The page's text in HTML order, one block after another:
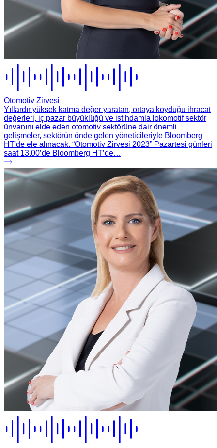
Otomotiv Zirvesi
Yıllardır yüksek katma değer yaratan, ortaya koyduğu ihracat
değerleri, iç pazar büyüklüğü ve istihdamla lokomotif sektör
ünvanını elde eden otomotiv sektörüne dair önemli
gelişmeler, sektörün önde gelen yöneticileriyle Bloomberg
HT'de ele alınacak. “Otomotiv Zirvesi 2023” Pazartesi günleri
saat 13.00’de Bloomberg HT’de…